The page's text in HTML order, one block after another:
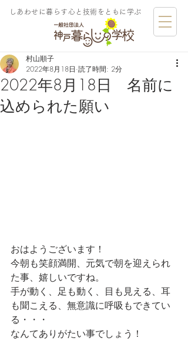
しあわせに暮らす​心と技術をともに学ぶ
2022年8月18日 名前に
込められた願い
村山順子
2022年8月18日 読了時間: 2分
おはようございます！
今朝も笑顔満開、元気で朝を迎えられ
た事、嬉しいですね。
手が動く、足も動く、目も見える、耳
も聞こえる、無意識に呼吸もできてい
る・・・
なんてありがたい事でしょう！